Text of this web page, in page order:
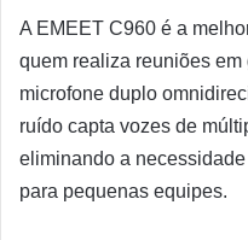
A EMEET C960 é a
quem realiza reuniões
microfone duplo
ruído capta vozes de
eliminando a
para pequenas equipes.